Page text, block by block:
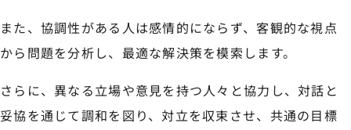
また、協調性がある人は感情的にならず、客観的な視点
から問題を分析し、最適な解決策を模索します。
さらに、異なる立場や意見を持つ人々と協力し、対話と
妥協を通じて調和を図り、対立を収束させ、共通の目標